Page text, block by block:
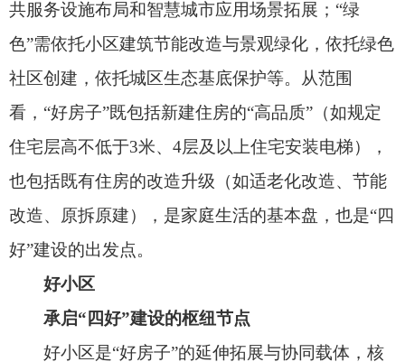
好小区是“好房子”的延伸拓展与协同载体，核
心任务是通过“好房子”的集合与配套，推动片区居
住体验的整体提升，构建宜居宜业的“生活圈”。如
在设施配套上，配建停车充电、健身娱乐、垃圾分
事”；在空间优化上，统筹住宅楼栋组合、公共空间
布局与景观环境营造，实现居住密度与舒适度的最
优平衡；在治理协调上，通过引入专业化物业服
务、搭建协商议事平台，构建多方主体共建共治共
享的小区治理格局。老旧小区改造是好小区建设的
做法，如上海市徐汇区金牛花苑小区以“1+5”为行动